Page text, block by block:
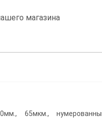
магазина
65мкм.,